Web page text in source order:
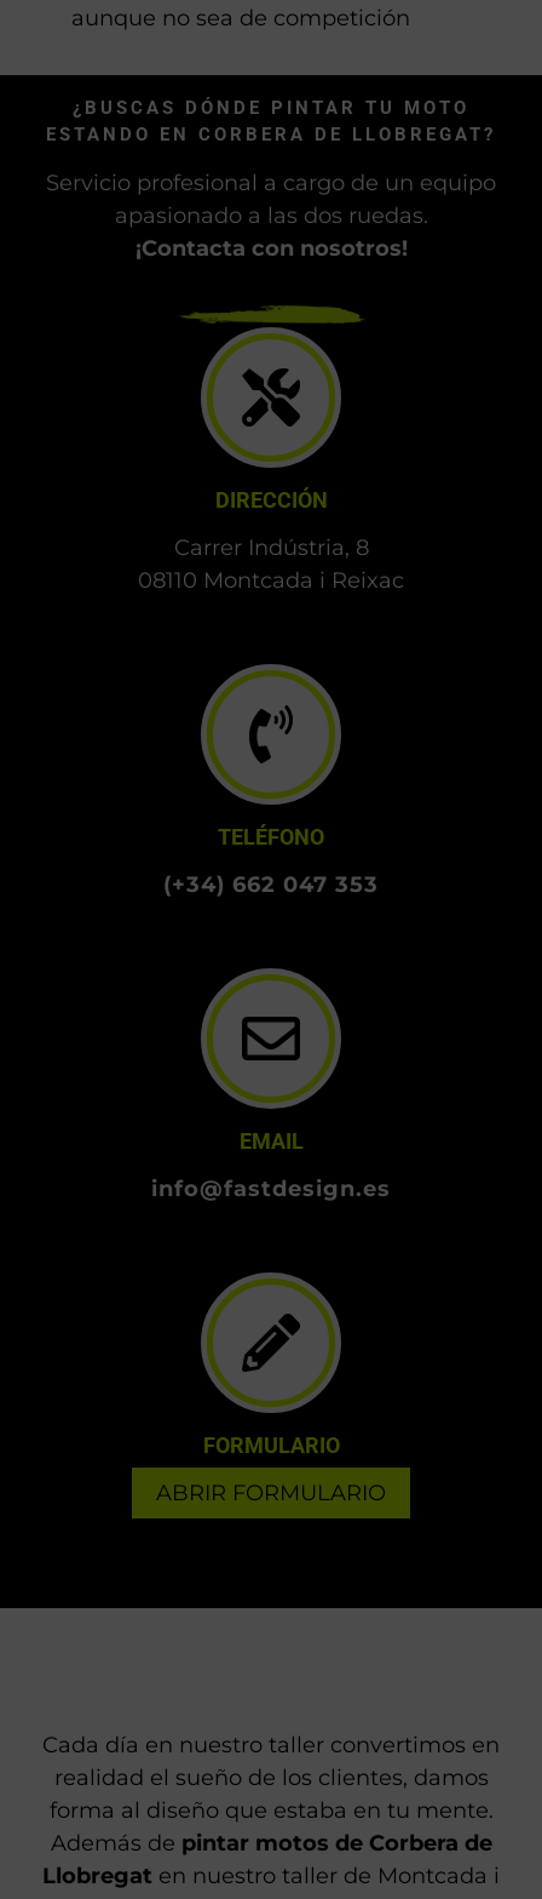
Hacer una réplica de moto de
Pintar la moto replicando otro modelo,
aunque no sea de competición
¿BUSCAS DÓNDE PINTAR TU MOTO
ESTANDO EN CORBERA DE LLOBREGAT?
apasionado a las dos ruedas.
¡Contacta con nosotros!
DIRECCIÓN
08110 Montcada i Reixac
(+34) 662 047 353
info@fastdesign.es
Cada día en nuestro taller convertimos en
realidad el sueño de los clientes, damos